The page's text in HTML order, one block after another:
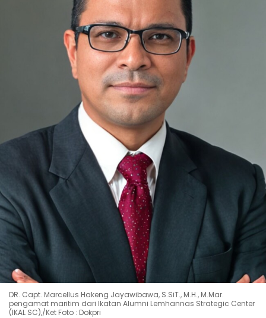
DR. Capt. Marcellus Hakeng Jayawibawa, S.SiT., M.H., M.Mar.
pengamat maritim dari Ikatan Alumni Lemhannas Strategic Center
(IKAL SC),/Ket Foto : Dokpri